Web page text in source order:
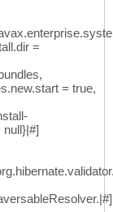
=
= true,
null}|#]